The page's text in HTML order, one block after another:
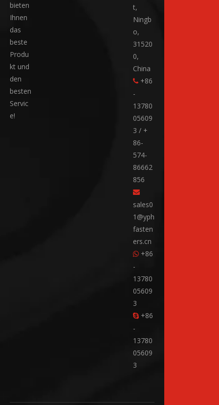
bieten
Ihnen
das
beste
Produ
kt und
den
besten
Servic
e!
t,
Ningb
o,
31520
0,
China
 +86
-
13780
05609
3 / +
86-
574-
86662
856

sales0
1@yph
fasten
ers.cn
 +86
-
13780
05609
3
 +86
-
13780
05609
3